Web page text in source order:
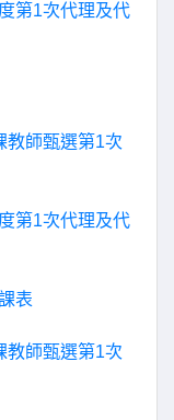
第1次代理及代
教師甄選第1次
第1次代理及代
表
教師甄選第1次